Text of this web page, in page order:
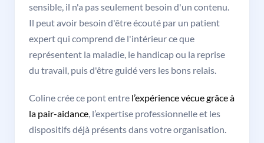
sensible, il n'a pas seulement besoin d'un contenu.
Il peut avoir besoin d'être écouté par un patient
expert qui comprend de l'intérieur ce que
représentent la maladie, le handicap ou la reprise
du travail, puis d'être guidé vers les bons relais.
Coline crée ce pont entre l’expérience vécue grâce à
la pair-aidance, l’expertise professionnelle et les
dispositifs déjà présents dans votre organisation.